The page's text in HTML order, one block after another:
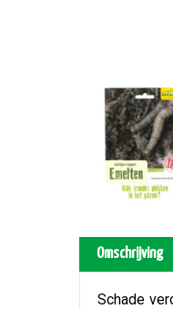
Omschrijving
Schade